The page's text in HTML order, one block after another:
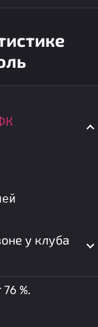
у клуба
%.